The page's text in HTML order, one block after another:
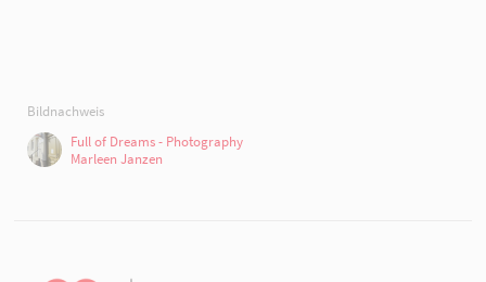
Bildnachweis
Full of Dreams - Photography
Marleen Janzen